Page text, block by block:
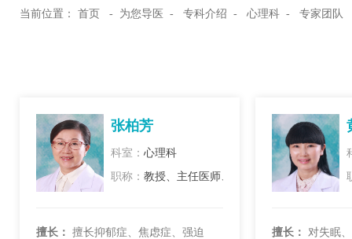
当前位置： 首页 - 为您导医 - 专科介绍 - 心理科 - 专家团队
张柏芳
科室： 心理科
职称： 教授、主任医师、正高
擅长： 擅长抑郁症、焦虑症、强迫
擅长： 对失眠